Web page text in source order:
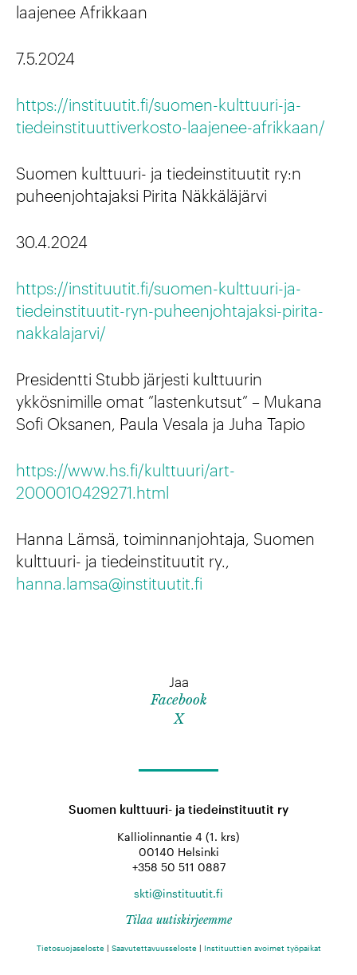
laajenee Afrikkaan
7.5.2024
https://instituutit.fi/suomen-kulttuuri-ja-
tiedeinstituuttiverkosto-laajenee-afrikkaan/
Suomen kulttuuri- ja tiedeinstituutit ry:n
puheenjohtajaksi Pirita Näkkäläjärvi
30.4.2024
https://instituutit.fi/suomen-kulttuuri-ja-
tiedeinstituutit-ryn-puheenjohtajaksi-pirita-
nakkalajarvi/
Presidentti Stubb järjesti kulttuurin
ykkösnimille omat ”lastenkutsut” – Mukana
Sofi Oksanen, Paula Vesala ja Juha Tapio
https://www.hs.fi/kulttuuri/art-
2000010429271.html
Hanna Lämsä, toiminnanjohtaja, Suomen
kulttuuri- ja tiedeinstituutit ry.,
hanna.lamsa@instituutit.fi
Jaa
Facebook
X
Suomen kulttuuri- ja tiedeinstituutit ry
Kalliolinnantie 4 (1. krs)
00140 Helsinki
+358 50 511 0887
skti@instituutit.fi
Tilaa uutiskirjeemme
Tietosuojaseloste| Saavutettavuusseloste| Instituuttien avoimet työpaikat